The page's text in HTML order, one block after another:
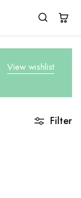
View wishlist
Filter